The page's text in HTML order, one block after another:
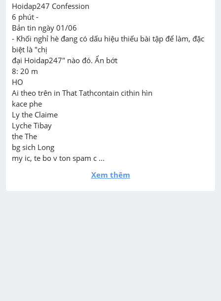
Hoidap247 Confession
6 phút -
Bản tin ngày 01/06
- Khối nghỉ hè đang có dấu hiệu thiếu bài tập để làm, đặc
biệt là "chị
đại Hoidap247" nào đó. Ẩn bớt
8: 20 m
HO
Ai theo trên in That Tathcontain cithin hìn
kace phe
Ly the Claime
Lyche Tibay
the The
bg sich Long
my ic, te bo v ton spam c ...
Xem thêm